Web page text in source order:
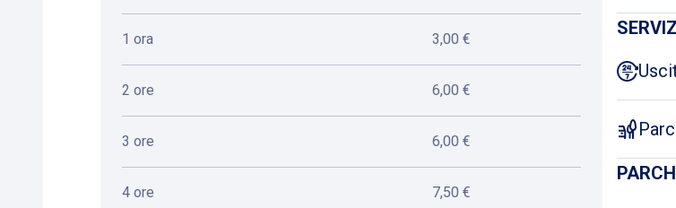
1 ora 3,00 €
2 ore 6,00 €
3 ore 6,00 €
4 ore 7,50 €